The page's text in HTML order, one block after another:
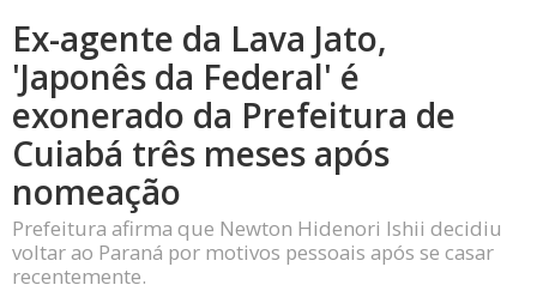
Ex-agente da Lava Jato,
'Japonês da Federal' é
exonerado da Prefeitura de
Cuiabá três meses após
nomeação
Prefeitura afirma que Newton Hidenori Ishii decidiu
voltar ao Paraná por motivos pessoais após se casar
recentemente.